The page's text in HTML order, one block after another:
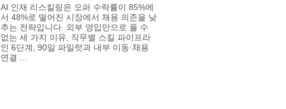
AI 인재 리스킬링은 오퍼 수락률이 85%에
서 48%로 떨어진 시장에서 채용 의존을 낮
추는 전략입니다. 외부 영입만으로 풀 수
없는 세 가지 이유, 직무별 스킬 파이프라
인 6단계, 90일 파일럿과 내부 이동·채용
연결 ...